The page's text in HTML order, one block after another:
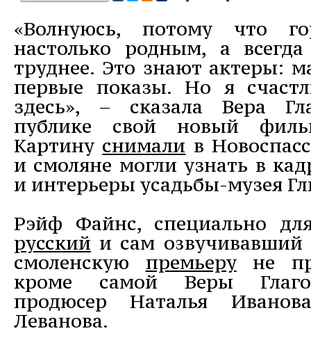
«Волнуюсь, потому что
настолько родным, а
труднее. Это знают актеры:
первые показы. Но я
здесь», – сказала Вера
публике свой новый
Картину снимали в
и смоляне могли узнать в
и интерьеры усадьбы-музея
Рэйф Файнс, специально
русский и сам озвучивавший
смоленскую премьеруне
кроме самой Веры
продюсер Наталья
Леванова.